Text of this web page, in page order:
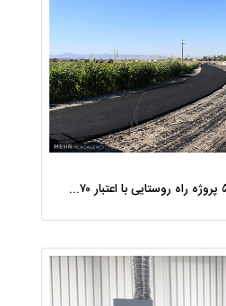
شروع عملیات آسفالت ۵ پروژه راه ‌روستایی با اعتبار ۳۷۰ میلیاردی در گیلان